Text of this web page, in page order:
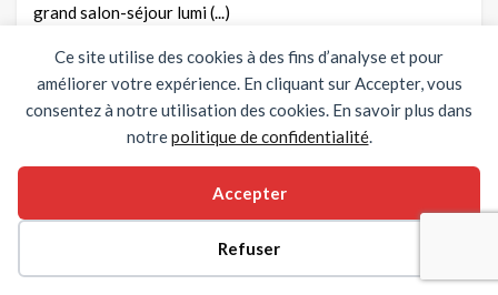
Ce site utilise des cookies à des fins d’analyse et pour
améliorer votre expérience. En cliquant sur Accepter, vous
consentez à notre utilisation des cookies. En savoir plus dans
notrepolitique de confidentialité.
Accepter
Refuser
grand salon-séjour lumi (...)
Voir la fiche